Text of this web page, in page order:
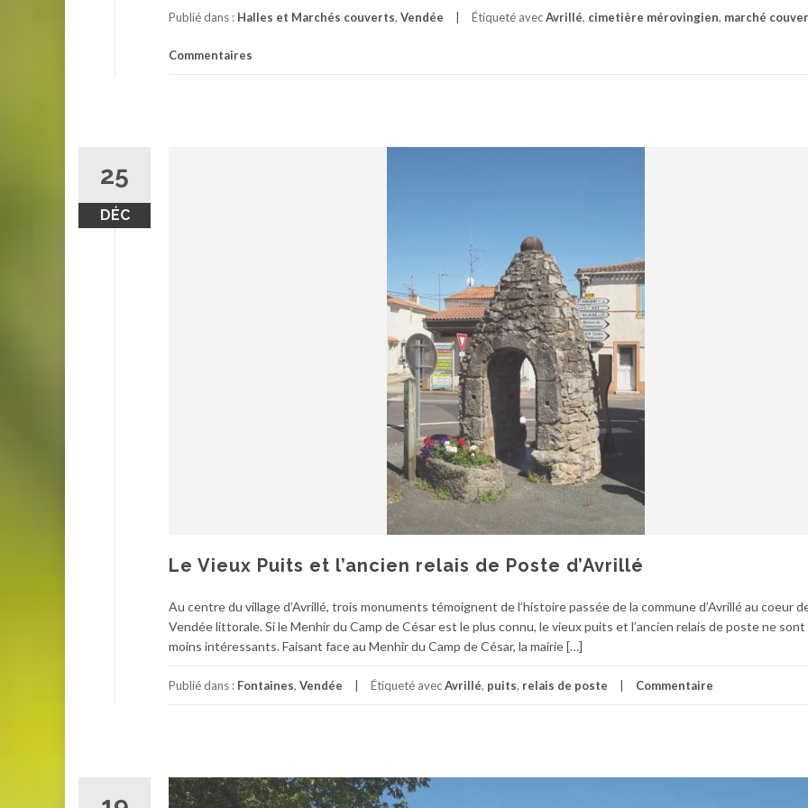
Publié dans : Halles et Marchés couverts, Vendée Étiqueté avecAvrillé, cimetière mérovingien, marché
Commentaires
25
DÉC
Le Vieux Puits et l’ancien relais de Poste d’Avrillé
Au centre du village d’Avrillé, trois monuments témoignent de l’histoire passée de la commune d’Avrillé au coeur
Vendée littorale. Si le Menhir du Camp de César est le plus connu, le vieux puits et l’ancien relais de poste ne sont
moins intéressants. Faisant face au Menhir du Camp de César, la mairie […]
Publié dans : Fontaines, Vendée Étiqueté avecAvrillé, puits, relais de poste Commentaire